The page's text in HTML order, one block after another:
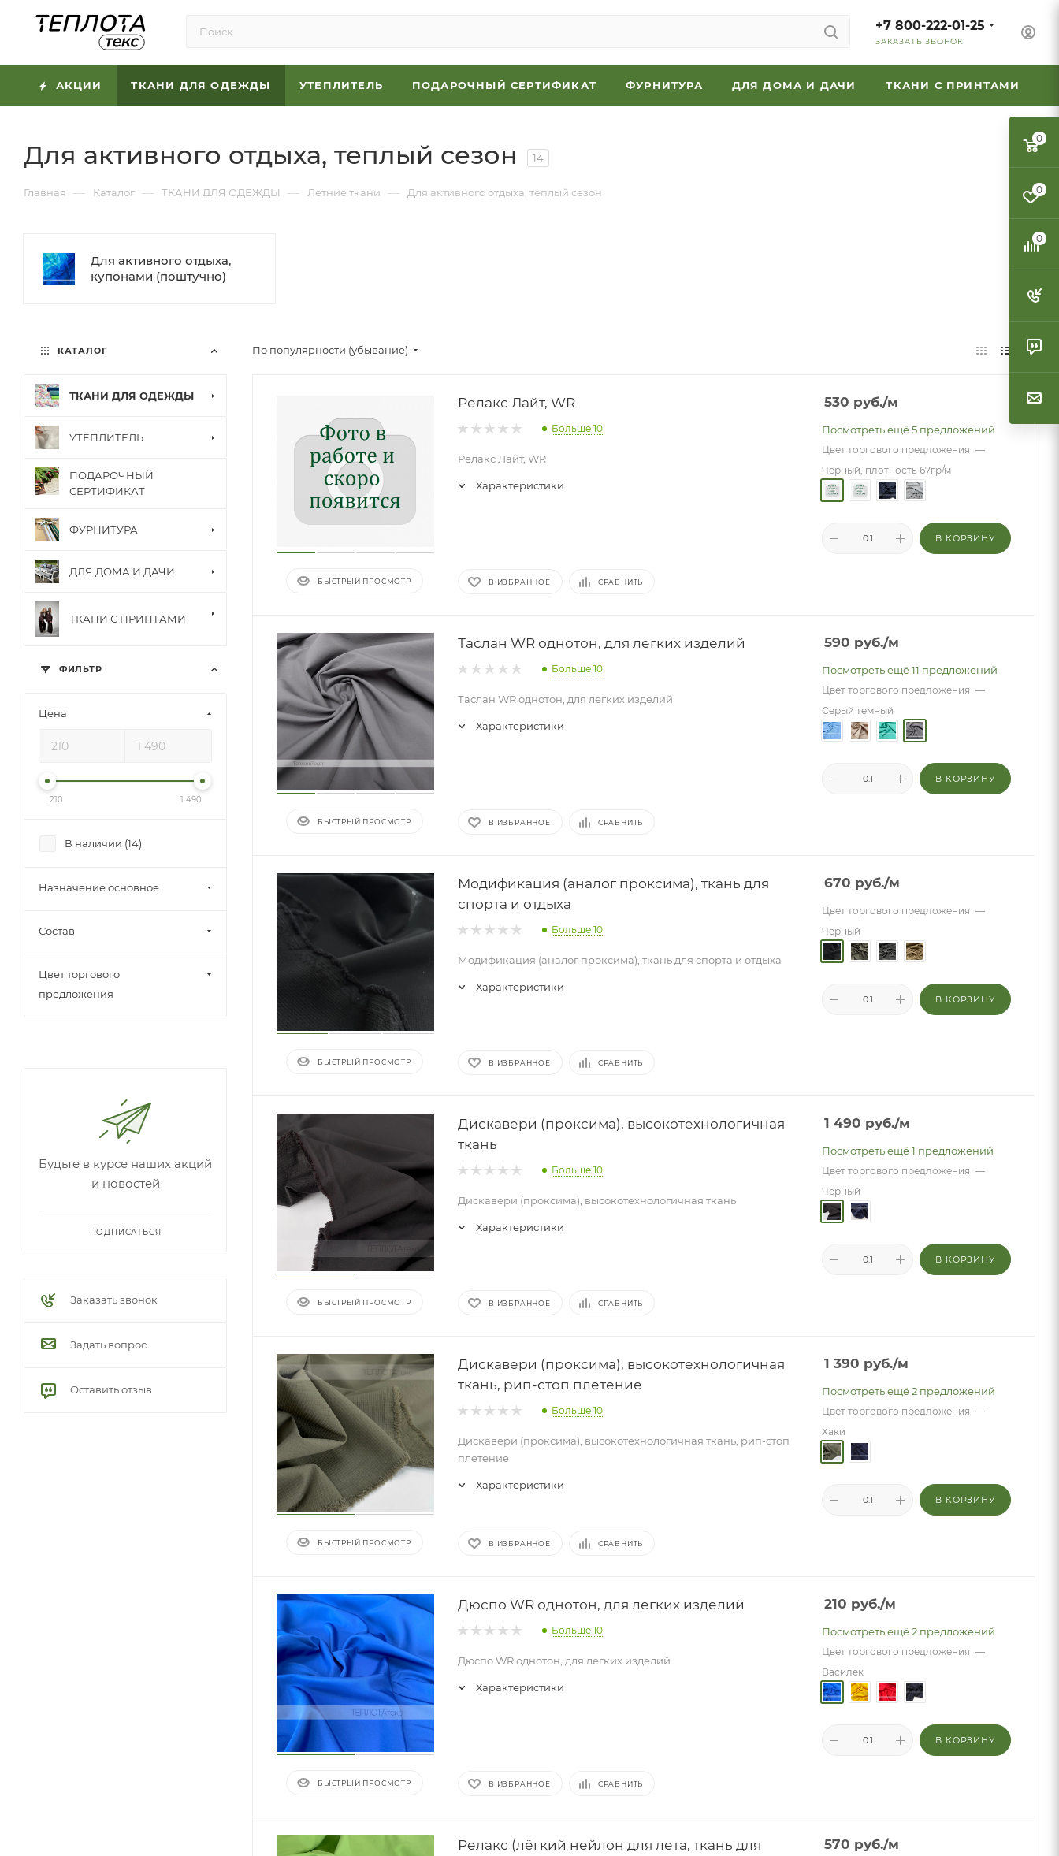
+7 800-222-01-25
ЗАКАЗАТЬ ЗВОНОК
АКЦИИ ТКАНИ ДЛЯ ОДЕЖДЫ УТЕПЛИТЕЛЬ ПОДАРОЧНЫЙ СЕРТИФИКАТ ФУРНИТУРА ДЛЯ ДОМА И ДАЧИ ТКАНИ С ПРИНТАМИ
Для активного отдыха, теплый сезон 14
Главная — Каталог — ТКАНИ ДЛЯ ОДЕЖДЫ — Летние ткани — Для активного отдыха, теплый сезон
Для активного отдыха,
купонами (поштучно)
По популярности (убывание)
БЫСТРЫЙ ПРОСМОТР
Релакс Лайт, WR
Больше 10
Релакс Лайт, WR
Характеристики
В ИЗБРАННОЕ СРАВНИТЬ
530 руб./м
Посмотреть ещё 5 предложений
Цвет торгового предложения —
Черный, плотность 67гр/м
В КОРЗИНУ
БЫСТРЫЙ ПРОСМОТР
Таслан WR однотон, для легких изделий
Больше 10
Таслан WR однотон, для легких изделий
Характеристики
В ИЗБРАННОЕ СРАВНИТЬ
590 руб./м
Посмотреть ещё 11 предложений
Цвет торгового предложения —
Серый темный
В КОРЗИНУ
БЫСТРЫЙ ПРОСМОТР
Модификация (аналог проксима), ткань для
спорта и отдыха
Больше 10
Модификация (аналог проксима), ткань для спорта и отдыха
Характеристики
В ИЗБРАННОЕ СРАВНИТЬ
670 руб./м
Цвет торгового предложения —
Черный
В КОРЗИНУ
БЫСТРЫЙ ПРОСМОТР
Дискавери (проксима), высокотехнологичная
ткань
Больше 10
Дискавери (проксима), высокотехнологичная ткань
Характеристики
В ИЗБРАННОЕ СРАВНИТЬ
1 490 руб./м
Посмотреть ещё 1 предложений
Цвет торгового предложения —
Черный
В КОРЗИНУ
БЫСТРЫЙ ПРОСМОТР
Дискавери (проксима), высокотехнологичная
ткань, рип-стоп плетение
Больше 10
Дискавери (проксима), высокотехнологичная ткань, рип-стоп
плетение
Характеристики
В ИЗБРАННОЕ СРАВНИТЬ
1 390 руб./м
Посмотреть ещё 2 предложений
Цвет торгового предложения —
Хаки
В КОРЗИНУ
БЫСТРЫЙ ПРОСМОТР
Дюспо WR однотон, для легких изделий
Больше 10
Дюспо WR однотон, для легких изделий
Характеристики
В ИЗБРАННОЕ СРАВНИТЬ
210 руб./м
Посмотреть ещё 2 предложений
Цвет торгового предложения —
Василек
В КОРЗИНУ
Релакс (лёгкий нейлон для лета, ткань для
570 руб./м
КАТАЛОГ
ТКАНИ ДЛЯ ОДЕЖДЫ
УТЕПЛИТЕЛЬ
ПОДАРОЧНЫЙ
СЕРТИФИКАТ
ФУРНИТУРА
ДЛЯ ДОМА И ДАЧИ
ТКАНИ С ПРИНТАМИ
ФИЛЬТР
Цена
210 1 490
В наличии (14)
Назначение основное
Состав
Цвет торгового
предложения
Будьте в курсе наших акций
и новостей
ПОДПИСАТЬСЯ
Заказать звонок
Задать вопрос
Оставить отзыв
0
0
0